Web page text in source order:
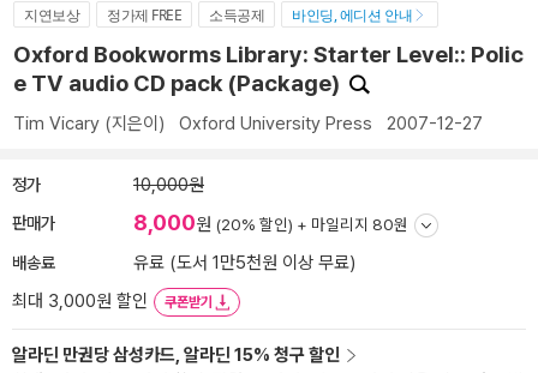
지연보상 정가제 FREE 소득공제 바인딩, 에디션 안내
Oxford Bookworms Library: Starter Level:: Polic
e TV audio CD pack (Package)
Tim Vicary (지은이) Oxford University Press 2007-12-27
정가 10,000원
판매가 8,000원 (20% 할인) + 마일리지 80원
배송료
유료 (도서 1만5천원 이상 무료)
최대 3,000원 할인
쿠폰받기
알라딘 만권당 삼성카드, 알라딘 15% 청구 할인